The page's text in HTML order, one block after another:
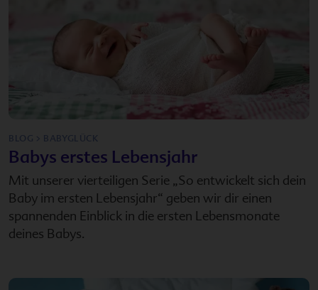
BLOG > BABYGLÜCK
Babys erstes Lebensjahr
Mit unserer vierteiligen Serie „So entwickelt sich dein
Baby im ersten Lebensjahr“ geben wir dir einen
spannenden Einblick in die ersten Lebensmonate
deines Babys.